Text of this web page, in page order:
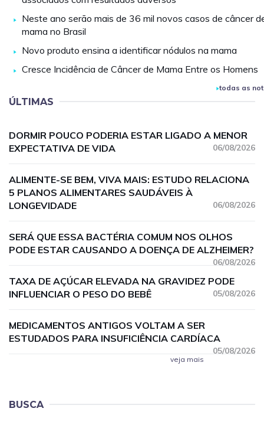
Neste ano serão mais de 36 mil novos casos de câncer
mama no Brasil
Novo produto ensina a identificar nódulos na mama
Cresce Incidência de Câncer de Mama Entre os Homens
todas as
ÚLTIMAS
DORMIR POUCO PODERIA ESTAR LIGADO A MENOR
EXPECTATIVA DE VIDA
06/08/2026
ALIMENTE-SE BEM, VIVA MAIS: ESTUDO RELACIONA
5 PLANOS ALIMENTARES SAUDÁVEIS À
LONGEVIDADE
06/08/2026
SERÁ QUE ESSA BACTÉRIA COMUM NOS OLHOS
PODE ESTAR CAUSANDO A DOENÇA DE ALZHEIMER?
06/08/2026
TAXA DE AÇÚCAR ELEVADA NA GRAVIDEZ PODE
INFLUENCIAR O PESO DO BEBÊ
05/08/2026
MEDICAMENTOS ANTIGOS VOLTAM A SER
ESTUDADOS PARA INSUFICIÊNCIA CARDÍACA
05/08/2026
veja mais
BUSCA